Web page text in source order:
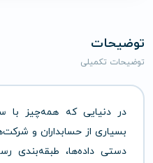
توضیحات
توضیحات تکمیلی
در دنیایی که همه‌چیز با
بسیاری از حسابداران و
دستی داده‌ها، طبقه‌بندی